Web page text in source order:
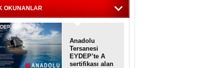
OKUNANLAR
Anadolu
Tersanesi
EYDEP’te A
sertifikası alan